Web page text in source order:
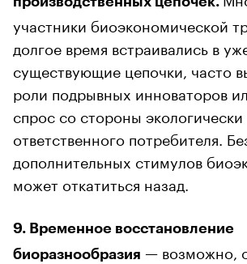
участники биоэкономической
долгое время встраивались в
существующие цепочки, часто
роли подрывных инноваторов
спрос со стороны экологически
ответственного потребителя.
дополнительных стимулов
может откатиться назад.
9. Временное восстановление
биоразнообразия — возможно,